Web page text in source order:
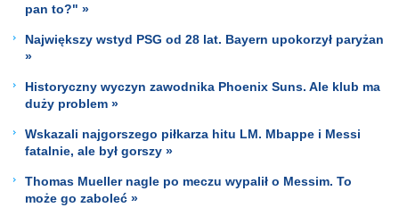
pan to?" »
Największy wstyd PSG od 28 lat. Bayern upokorzył paryżan
»
Historyczny wyczyn zawodnika Phoenix Suns. Ale klub ma
duży problem »
Wskazali najgorszego piłkarza hitu LM. Mbappe i Messi
fatalnie, ale był gorszy »
Thomas Mueller nagle po meczu wypalił o Messim. To
może go zaboleć »